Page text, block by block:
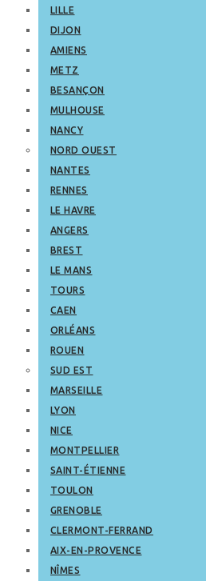
LILLE
DIJON
AMIENS
METZ
BESANÇON
MULHOUSE
NANCY
NORD OUEST
NANTES
RENNES
LE HAVRE
ANGERS
BREST
LE MANS
TOURS
CAEN
ORLÉANS
ROUEN
SUD EST
MARSEILLE
LYON
NICE
MONTPELLIER
SAINT-ÉTIENNE
TOULON
GRENOBLE
CLERMONT-FERRAND
AIX-EN-PROVENCE
NÎMES